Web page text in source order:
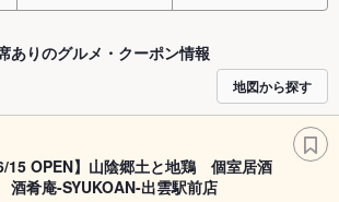
ありのグルメ・クーポン情報
地図から探す
6/15 OPEN】山陰郷土と地鶏 個室居酒
肴庵-SYUKOAN-出雲駅前店